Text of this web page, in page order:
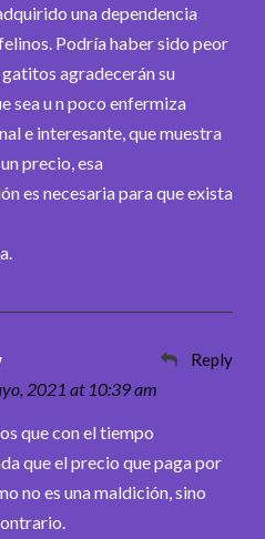
una dependencia
Podría haber sido peor
gatitos agradecerán su
sea u n poco enfermiza
e interesante, que muestra
precio, esa
es necesaria para que exista
2021 at 10:39 am
Reply
que con el tiempo
que el precio que paga por
no es una maldición, sino